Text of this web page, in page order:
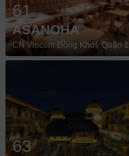
61
ASANOHA
CN Vincom Đồng Khởi, Quận 1
63